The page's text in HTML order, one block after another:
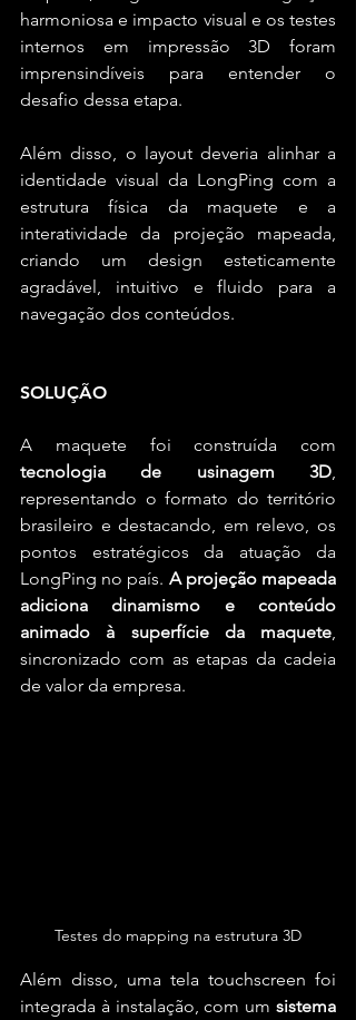
harmoniosa e impacto visual e os testes
internos em impressão 3D foram
imprensindíveis para entender o
desafio dessa etapa.
Além disso, o layout deveria alinhar a
identidade visual da LongPing com a
estrutura física da maquete e a
interatividade da projeção mapeada,
criando um design esteticamente
agradável, intuitivo e fluido para a
navegação dos conteúdos.
SOLUÇÃO
tecnologia de usinagem 3D,
representando o formato do território
brasileiro e destacando, em relevo, os
pontos estratégicos da atuação da
LongPing no país. A projeção mapeada
adiciona dinamismo e conteúdo
animado à superfície da maquete,
sincronizado com as etapas da cadeia
de valor da empresa.
Testes do mapping na estrutura 3D
Além disso, uma tela touchscreen foi
integrada à instalação, com um sistema